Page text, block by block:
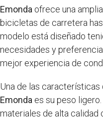
Emonda ofrece una
bicicletas de carretera
modelo está diseñado
necesidades y
mejor experiencia de
Una de las
Emonda es su peso
materiales de alta calidad